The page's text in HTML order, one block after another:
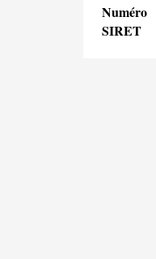
Numéro
SIRET